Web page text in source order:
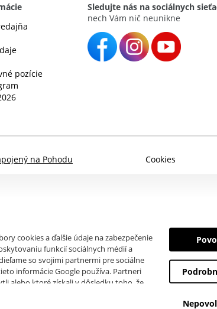
pozície
Sledujte nás na sociálnych
nech Vám nič neunikne
na Pohodu Cookies
cookies a ďalšie údaje na zabezpečenie
funkcií sociálnych médií a
so svojimi partnermi pre sociálne
informácie Google používa. Partneri
alebo ktoré získali v dôsledku toho, že